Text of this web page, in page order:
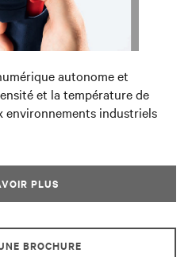
autonome et
et la température de
environnements industriels
PLUS
BROCHURE